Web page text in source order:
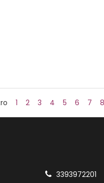
1 2 3 4 5 6 7 8
3393972201